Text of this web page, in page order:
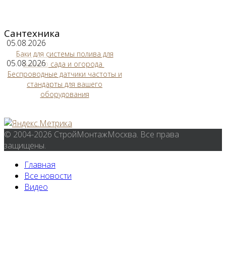
Сантехника
05.08.2026
Баки для системы полива для
вашего сада и огорода
05.08.2026
Беспроводные датчики частоты и
стандарты для вашего
оборудования
© 2004-2026 СтройМонтажМосква. Все права
защищены.
Главная
Все новости
Видео